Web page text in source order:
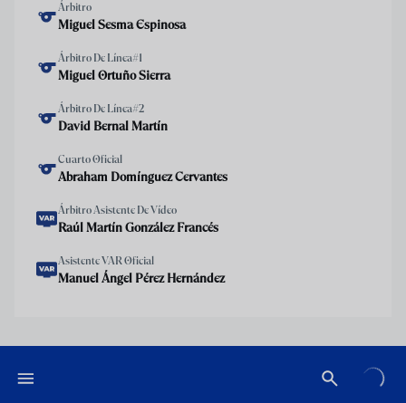
Árbitro
Miguel Sesma Espinosa
Árbitro De Línea#1
Miguel Ortuño Sierra
Árbitro De Línea#2
David Bernal Martín
Cuarto Oficial
Abraham Domínguez Cervantes
Árbitro Asistente De Vídeo
Raúl Martín González Francés
Asistente VAR Oficial
Manuel Ángel Pérez Hernández